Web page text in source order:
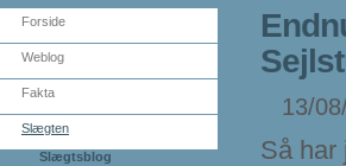
Forside
Weblog
Fakta
Slægten
Slægtsblog
13/
Så har